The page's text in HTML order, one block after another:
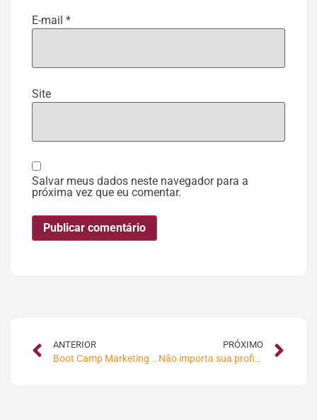
E-mail *
Site
Salvar meus dados neste navegador para a
próxima vez que eu comentar.
ANTERIOR
Boot Camp Marketing Digital: Aulas ao vivo e hangouts exclusivos
PRÓXIMO
Não importa sua profissão. O Marketing digital é para você!